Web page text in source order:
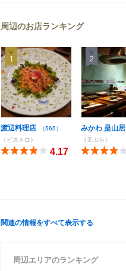
周辺のお店ランキング
1
渡辺料理店
（565）
（ビストロ）
4.17
2
みかわ 是山居
（天ぷら）
関連の情報をすべて表示する
周辺エリアのランキング